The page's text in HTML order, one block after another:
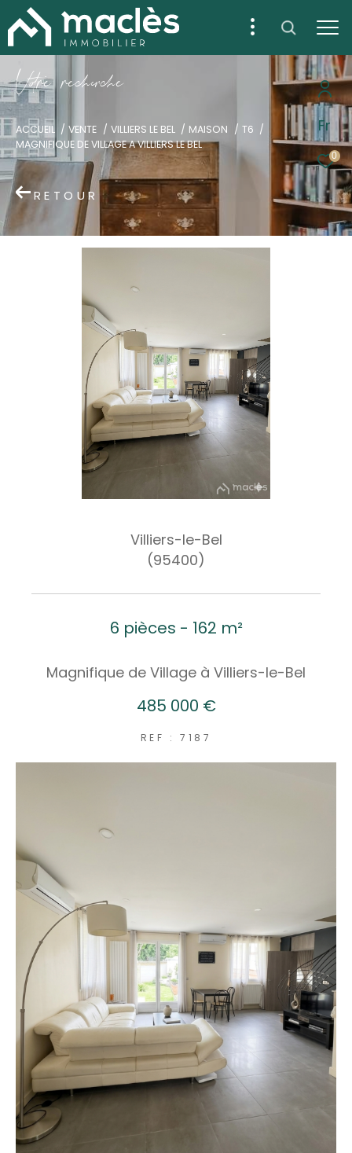
Fr
0
Vore recece
ACCUEIL VENTE VILLIERS LE BEL MAISON
T6
MAGNIFIQUE DE VILLAGE A VILLIERS LE BEL
RETOUR
Villiers-le-Bel
(95400)
6 pièces - 162 m²
Magnifique de Village à Villiers-le-Bel
485 000 €
REF : 7187